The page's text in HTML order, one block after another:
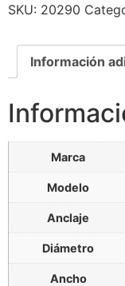
SKU: 20290
Información
Marca
Modelo
Anclaje
Diámetro
Ancho